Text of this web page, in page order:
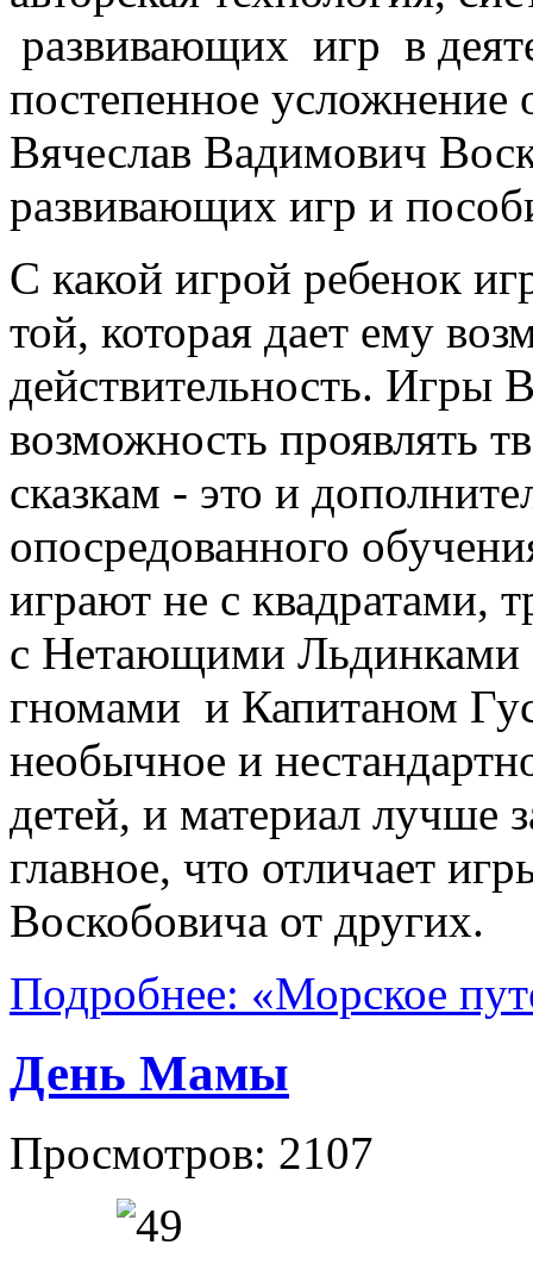
развивающих игр в
постепенное усложнение
Вячеслав Вадимович
развивающих игр и
С какой игрой ребенок
той, которая дает ему
действительность. Игры
возможность проявлять
сказкам - это и
опосредованного
играют не с квадратами,
с Нетающими
гномами и Капитаном
необычное и
детей, и материал лучше
главное, что отличает
Воскобовича от других.
Подробнее: «Морское
День Мамы
Просмотров: 2107